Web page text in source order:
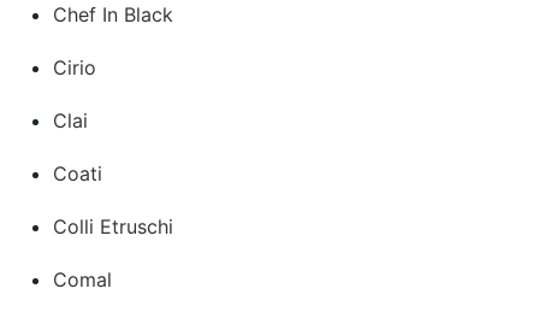
Chef In Black
Cirio
Clai
Coati
Colli Etruschi
Comal